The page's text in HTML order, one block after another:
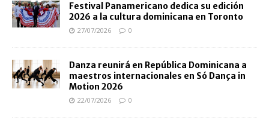
Festival Panamericano dedica su edición
2026 a la cultura dominicana en Toronto
27/07/2026 0
Danza reunirá en República Dominicana a
maestros internacionales en Só Dança in
Motion 2026
22/07/2026 0